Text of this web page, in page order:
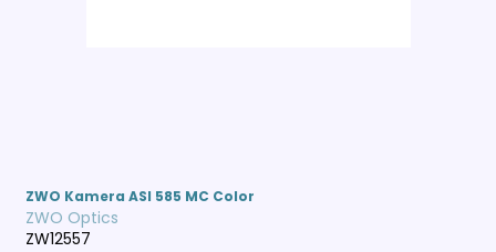
ZWO Kamera ASI 585 MC Color
ZWO Optics
ZW12557